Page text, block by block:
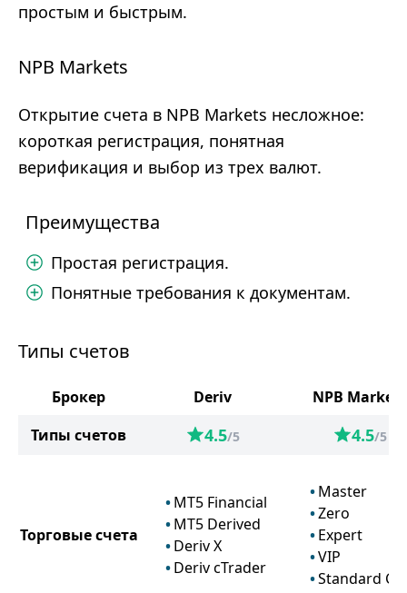
простым и быстрым.
NPB Markets
Открытие счета в NPB Markets несложное:
короткая регистрация, понятная
верификация и выбор из трех валют.
Преимущества
Простая регистрация.
Понятные требования к документам.
Типы счетов
Брокер Deriv
NPB Markets
Типы счетов
4.5/5 4.5/5
Торговые счета
MT5 Financial
MT5 Derived
Deriv X
Deriv cTrader
Master
Zero
Expert
VIP
Standard